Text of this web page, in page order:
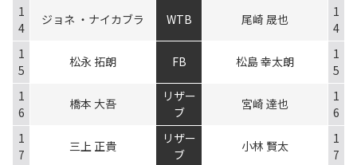
1
4
ジョネ ・ナイカブラ WTB 尾崎 晟也
1
4
1
5
松永 拓朗 FB 松島 幸太朗
1
5
1
6
橋本 大吾
リザー
ブ
宮崎 達也
1
6
1
7
三上 正貴
リザー
ブ
小林 賢太
1
7